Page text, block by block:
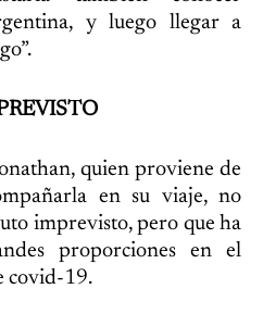
y luego llegar a
quien proviene de
en su viaje, no
imprevisto, pero que ha
proporciones en el
covid-19.